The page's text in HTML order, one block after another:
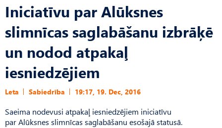
Iniciatīvu par Alūksnes
slimnīcas saglabāšanu izbrāķē
un nodod atpakaļ
iesniedzējiem
Leta Sabiedrība 19:17, 19. Dec, 2016
Saeima nodevusi atpakaļ iesniedzējiem iniciatīvu
par Alūksnes slimnīcas saglabāšanu esošajā statusā.